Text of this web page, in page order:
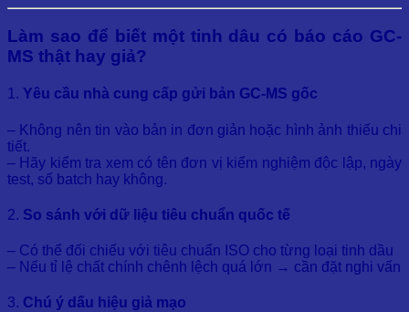
Làm sao để biết một tinh dâu có báo cáo GC-
MS thật hay giả?
1. Yêu cầu nhà cung cấp gửi bản GC-MS gốc
– Không nên tin vào bản in đơn giản hoặc hình ảnh thiếu chi
tiết.
– Hãy kiểm tra xem có tên đơn vị kiểm nghiệm độc lập, ngày
test, số batch hay không.
2. So sánh với dữ liệu tiêu chuẩn quốc tế
– Có thể đối chiếu với tiêu chuẩn ISO cho từng loại tinh dầu
– Nếu tỉ lệ chất chính chênh lệch quá lớn → cần đặt nghi vấn
3. Chú ý dấu hiệu giả mạo